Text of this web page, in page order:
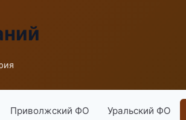
Приволжский ФО Уральский ФО